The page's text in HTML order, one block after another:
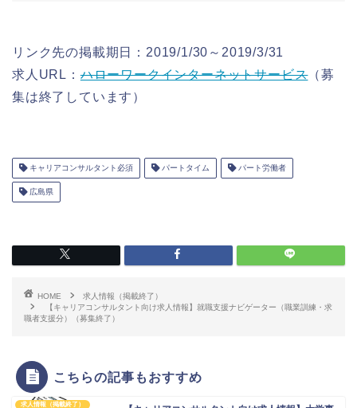
リンク先の掲載期日：2019/1/30～2019/3/31
求人URL：ハローワークインターネットサービス（募
集は終了しています）
キャリアコンサルタント必須 パートタイム パート労働者
広島県
HOME
求人情報（掲載終了）
【キャリアコンサルタント向け求人情報】就職支援ナビゲーター（職業訓練・求
職者支援分）（募集終了）
こちらの記事もおすすめ
求人情報（掲載終了）